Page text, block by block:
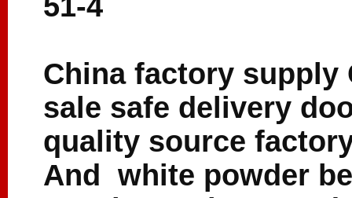
China factory supply
sale safe delivery
quality source
And white powder